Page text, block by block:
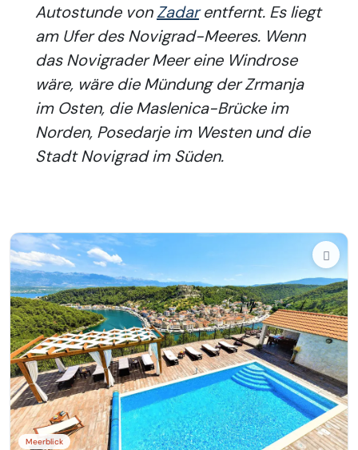
Autostunde vonZadarentfernt. Es liegt
am Ufer des Novigrad-Meeres. Wenn
das Novigrader Meer eine Windrose
wäre, wäre die Mündung der Zrmanja
im Osten, die Maslenica-Brücke im
Norden, Posedarje im Westen und die
Stadt Novigrad im Süden.
Meerblick